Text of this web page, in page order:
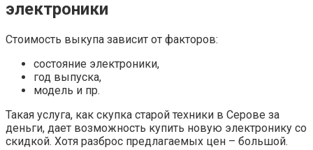
электроники
Стоимость выкупа зависит от факторов:
состояние электроники,
год выпуска,
модель и пр.
Такая услуга, как скупка старой техники в Серове за
деньги, дает возможность купить новую электронику со
скидкой. Хотя разброс предлагаемых цен – большой.